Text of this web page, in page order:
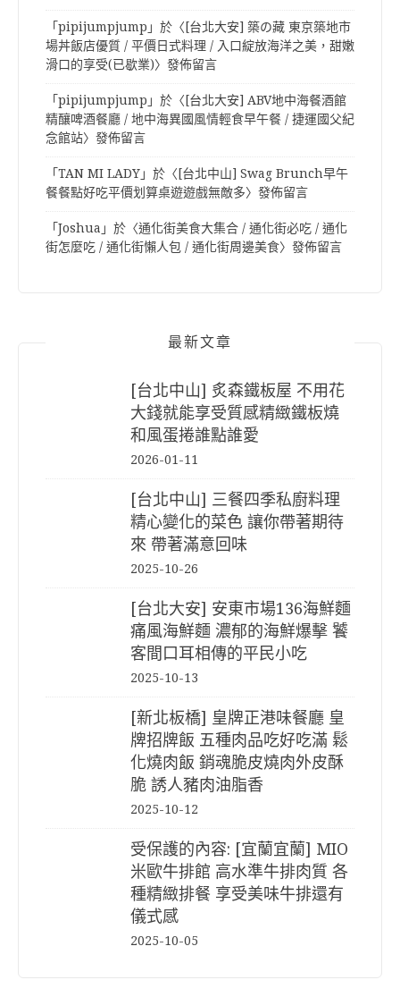
「pipijumpjump 」於〈 [台北大安] 築の藏 東京築地市
場丼飯店優質 / 平價日式料理 / 入口綻放海洋之美，甜嫩
滑口的享受(已歇業)〉發佈留言
「pipijumpjump 」於〈 [台北大安] ABV地中海餐酒館
精釀啤酒餐廳 / 地中海異國風情輕食早午餐 / 捷運國父紀
念館站〉發佈留言
「TAN MI LADY」於〈 [台北中山] Swag Brunch早午
餐餐點好吃平價划算桌遊遊戲無敵多〉發佈留言
「Joshua 」於〈通化街美食大集合 / 通化街必吃 / 通化
街怎麼吃 / 通化街懶人包 / 通化街周邊美食〉發佈留言
最新文章
[台北中山] 炙森鐵板屋 不用花
大錢就能享受質感精緻鐵板燒
和風蛋捲誰點誰愛
2026-01-11
[台北中山] 三餐四季私廚料理
精心變化的菜色 讓你帶著期待
來 帶著滿意回味
2025-10-26
[台北大安] 安東市場136海鮮麵
痛風海鮮麵 濃郁的海鮮爆擊 饕
客間口耳相傳的平民小吃
2025-10-13
[新北板橋] 皇牌正港味餐廳 皇
牌招牌飯 五種肉品吃好吃滿 鬆
化燒肉飯 銷魂脆皮燒肉外皮酥
脆 誘人豬肉油脂香
2025-10-12
受保護的內容: [宜蘭宜蘭] MIO
米歐牛排館 高水準牛排肉質 各
種精緻排餐 享受美味牛排還有
儀式感
2025-10-05